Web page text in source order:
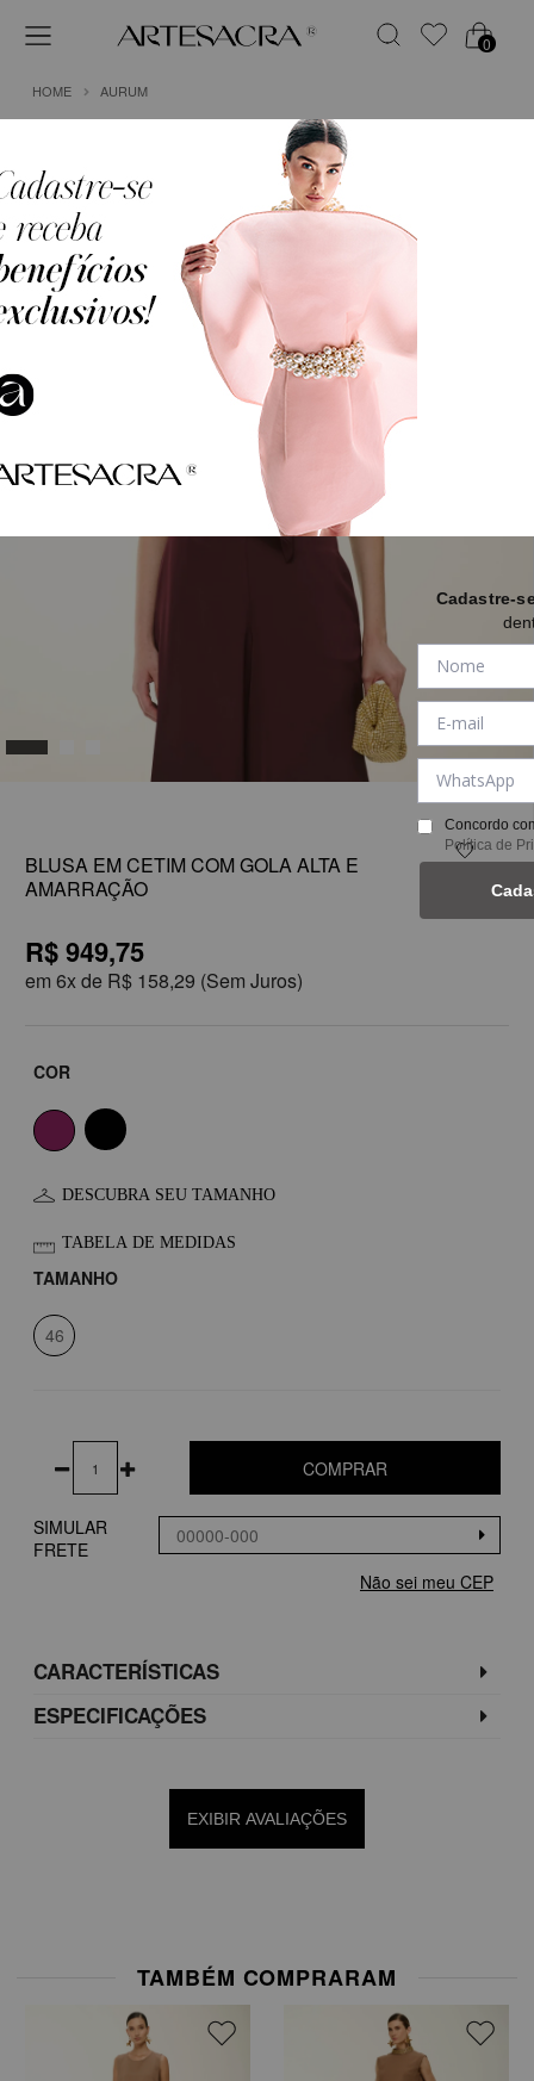
0
HOME AURUM
1
BLUSA EM CETIM COM GOLA ALTA E
AMARRAÇÃO
R$ 949,75
em 6x de R$ 158,29 (Sem Juros)
COR
DESCUBRA SEU TAMANHO
TABELA DE MEDIDAS
TAMANHO
46
COMPRAR
SIMULAR
FRETE
Não sei meu CEP
CARACTERÍSTICAS
ESPECIFICAÇÕES
EXIBIR AVALIAÇÕES
TAMBÉM COMPRARAM
Cadastre-
Concordo
Política de